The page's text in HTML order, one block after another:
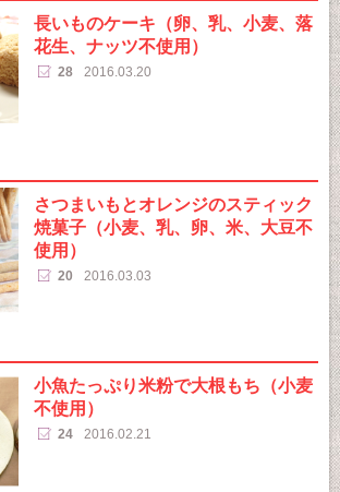
長いものケーキ（卵、乳、小麦、落
花生、ナッツ不使用）
28 2016.03.20
さつまいもとオレンジのスティック
焼菓子（小麦、乳、卵、米、大豆不
使用）
20 2016.03.03
小魚たっぷり米粉で大根もち（小麦
不使用）
24 2016.02.21